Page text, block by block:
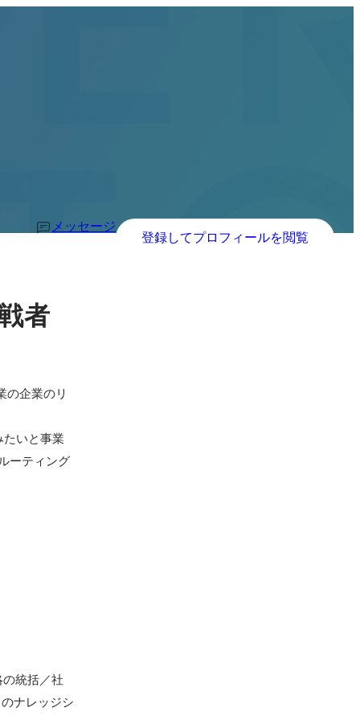
メッセージ
登録してプロフィールを閲覧
者
の企業のリ
いと事業
ーティング
統括／社
ナレッジシ